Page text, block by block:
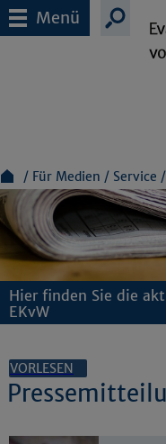
Menü
Für Medien Service
Hier finden Sie die
EKvW
VORLESEN